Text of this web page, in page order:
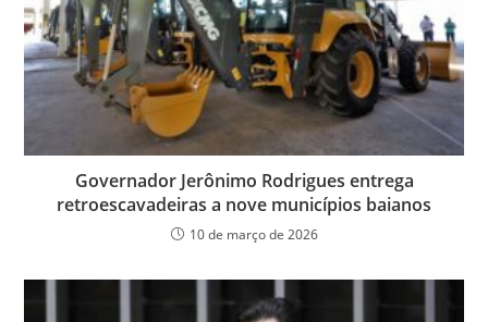
Governador Jerônimo Rodrigues entrega
retroescavadeiras a nove municípios baianos
10 de março de 2026